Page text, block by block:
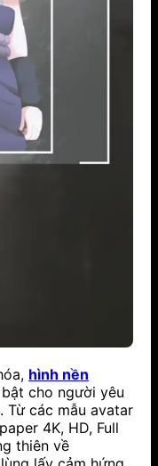
hình nền
cho người yêu
Từ các mẫu avatar
4K, HD, Full
thiên về